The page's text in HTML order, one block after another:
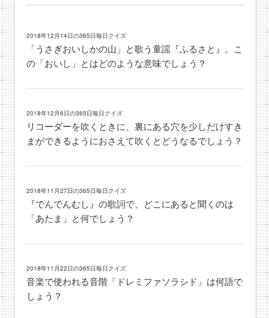
2018年12月14日の365日毎日クイズ
「うさぎおいしかの山」と歌う童謡『ふるさと』。こ
の「おいし」とはどのような意味でしょう？
2018年12月6日の365日毎日クイズ
リコーダーを吹くときに、裏にある穴を少しだけすき
まができるようにおさえて吹くとどうなるでしょう？
2018年11月27日の365日毎日クイズ
『でんでんむし』の歌詞で、どこにあると聞くのは
「あたま」と何でしょう？
2018年11月22日の365日毎日クイズ
音楽で使われる音階「ドレミファソラシド」は何語で
しょう？